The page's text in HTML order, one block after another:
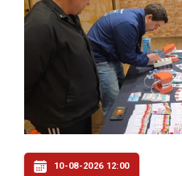
10-08-2026 12:00